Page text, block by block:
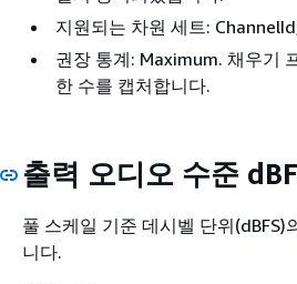
지원되는 차원 세트:
권장 통계: Maximum. 채우기
한 수를 캡처합니다.
출력 오디오 수준
풀 스케일 기준 데시벨 단위(dBFS)
니다.